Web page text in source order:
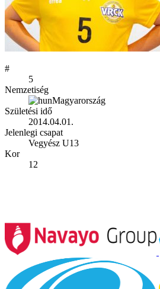
#
5
Nemzetiség
Magyarország
Születési idő
2014.04.01.
Jelenlegi csapat
Vegyész U13
Kor
12